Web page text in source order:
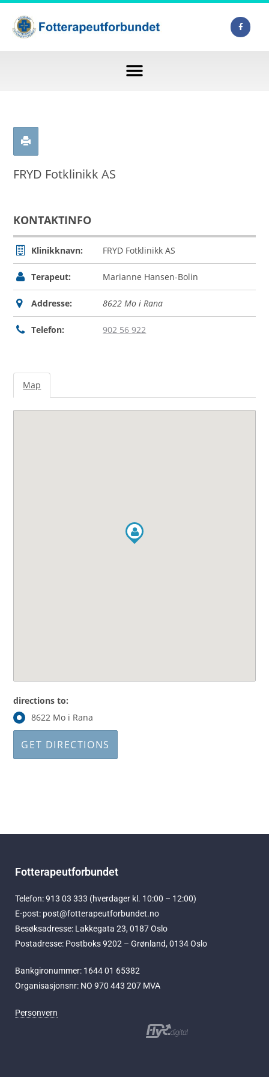
FRYD Fotklinikk AS
KONTAKTINFO
Klinikknavn: FRYD Fotklinikk AS
Terapeut: Marianne Hansen-Bolin
Addresse: 8622 Mo i Rana
Telefon: 902 56 922
Map
directions to:
8622 Mo i Rana
Fotterapeutforbundet
Telefon: 913 03 333 (hverdager kl. 10:00 – 12:00)
E-post: post@fotterapeutforbundet.no
Besøksadresse: Lakkegata 23, 0187 Oslo
Postadresse: Postboks 9202 – Grønland, 0134 Oslo
Bankgironummer: 1644 01 65382
Organisasjonsnr: NO 970 443 207 MVA
Personvern